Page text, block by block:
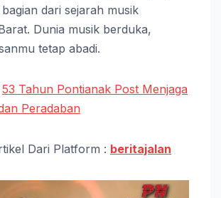
dari sejarah musik
Dunia musik berduka,
tetap abadi.
53 Tahun Pontianak Post Menjaga
Peradaban
Dari Platform : beritajalan